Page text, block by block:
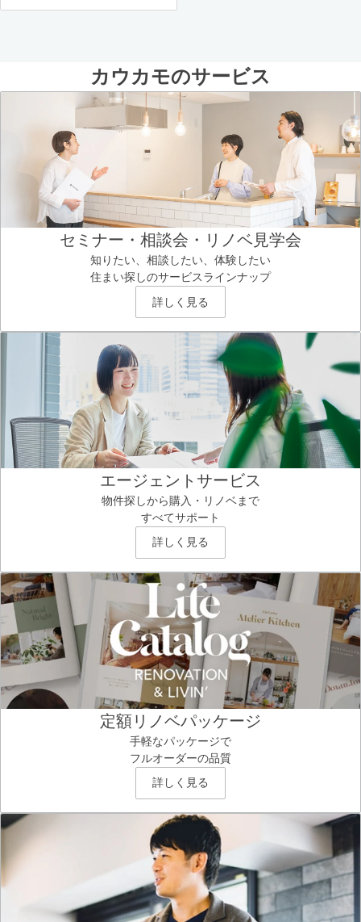
カウカモのサービス
セミナー・相談会・リノベ見学会
知りたい、相談したい、体験したい
住まい探しのサービスラインナップ
詳しく見る
エージェントサービス
物件探しから購入・リノベまで
すべてサポート
詳しく見る
定額リノベパッケージ
手軽なパッケージで
フルオーダーの品質
詳しく見る